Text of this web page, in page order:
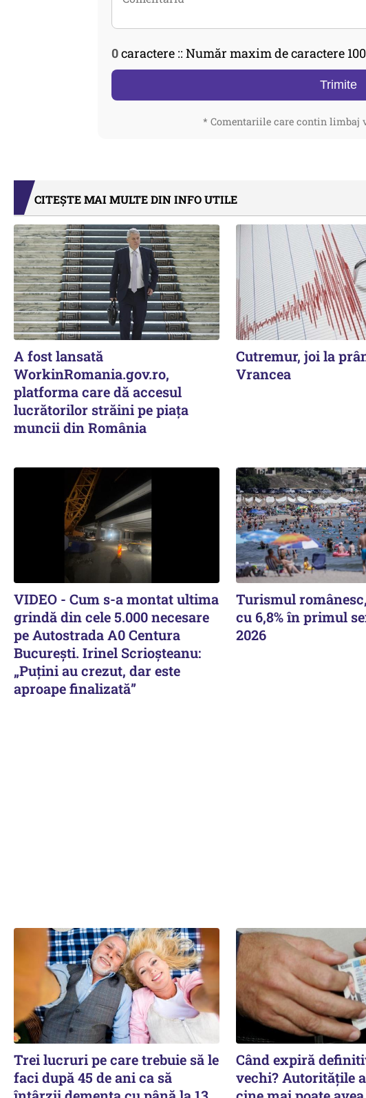
0caractere :: Număr maxim de caractere
Trimite
* Comentariile care contin limbaj
CITEȘTE MAI MULTE DIN INFO UTILE
A fost lansată
WorkinRomania.gov.ro,
platforma care dă accesul
lucrătorilor străini pe piața
muncii din România
Cutremur, joi la
Vrancea
VIDEO - Cum s-a montat ultima
grindă din cele 5.000 necesare
pe Autostrada A0 Centura
București. Irinel Scrioșteanu:
„Puțini au crezut, dar este
aproape finalizată”
Turismul
cu 6,8% în primul
2026
Trei lucruri pe care trebuie să le
faci după 45 de ani ca să
Când expiră
vechi? Autoritățile